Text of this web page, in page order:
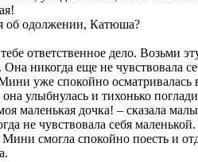
об одолжении, Катюша?
ответственное дело. Возьми
Она никогда еще не чувствовала
уже спокойно
улыбнулась и тихонько
маленькая дочка! – сказала
не чувствовала себя
смогла спокойно поесть и